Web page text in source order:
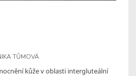
TŮMOVÁ
kůže v oblasti intergluteální